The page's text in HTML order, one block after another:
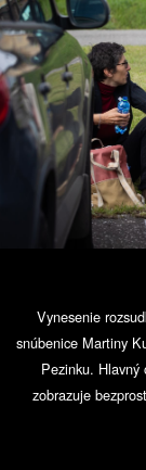
Vynesenie
snúbenice Martiny
Pezinku.
zobrazuje